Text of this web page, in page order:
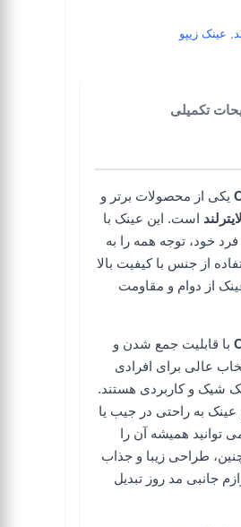
عینک زیپو
تکمیلی
یکی از محصولات برتر و
لایترلند است. این عینک با
خود، توجه همه را به
از جنس با کیفیت بالا
از دوام و مقاومت
با قابلیت جمع شدن و
عالی برای افرادی
شیک و کاربردی هستند.
به راحتی در جیب یا
همیشه آن را
طراحی زیبا و جذاب
جانبی مد روز تبدیل